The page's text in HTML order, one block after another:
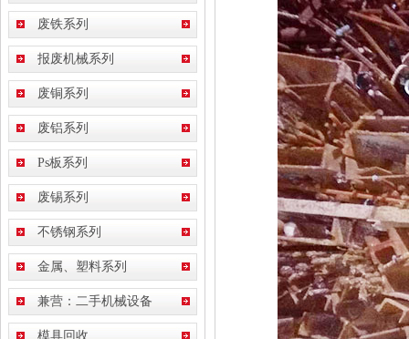
废铁系列
报废机械系列
废铜系列
废铝系列
Ps板系列
废锡系列
不锈钢系列
金属、塑料系列
兼营：二手机械设备
模具回收